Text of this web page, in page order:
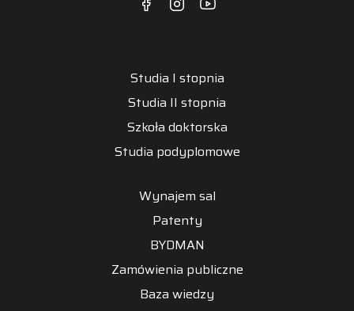
Studia I stopnia
Studia II stopnia
Szkoła doktorska
Studia podyplomowe
Wynajem sal
Patenty
BYDMAN
Zamówienia publiczne
Baza wiedzy